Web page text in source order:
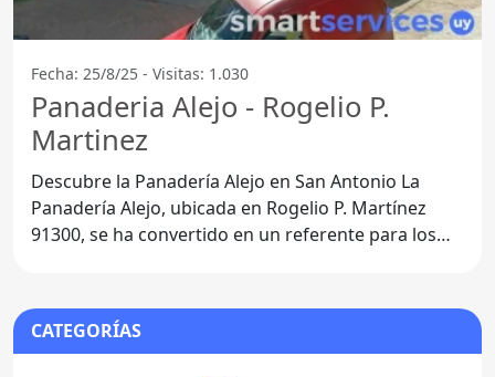
Fecha: 25/8/25 - Visitas: 1.030
Panaderia Alejo - Rogelio P.
Martinez
Descubre la Panadería Alejo en San Antonio La
Panadería Alejo, ubicada en Rogelio P. Martínez
91300, se ha convertido en un referente para los
CATEGORÍAS